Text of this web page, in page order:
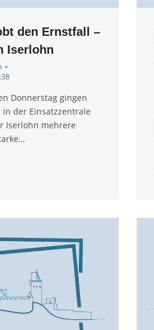
den Ernstfall –
Iserlohn
Donnerstag gingen
in der Einsatzzentrale
Iserlohn mehrere